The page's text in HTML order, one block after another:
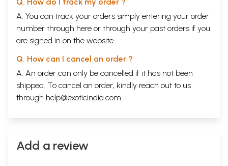
A. You can track your orders simply entering your order
number through here or through your past orders if you
are signed in on the website.
Q. How can I cancel an order ?
A. An order can only be cancelled if it has not been
shipped. To cancel an order, kindly reach out to us
through help@exoticindia.com.
Add a review